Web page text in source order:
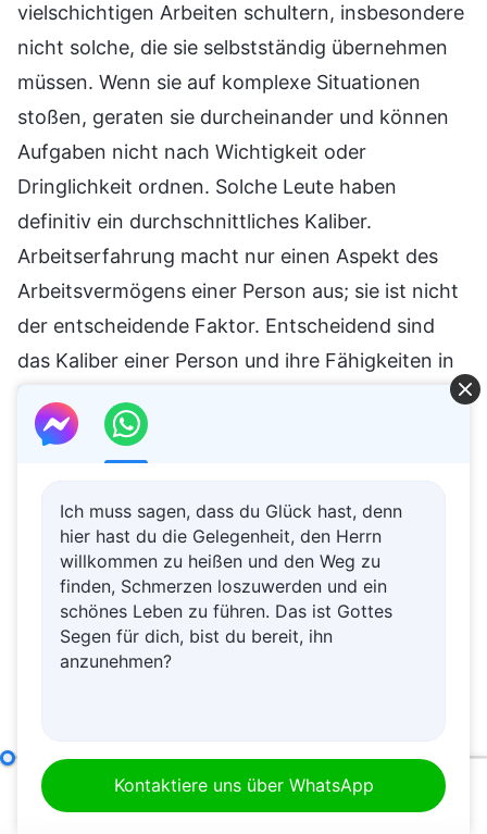
vielschichtigen Arbeiten schultern, insbesondere
nicht solche, die sie selbstständig übernehmen
müssen. Wenn sie auf komplexe Situationen
stoßen, geraten sie durcheinander und können
Aufgaben nicht nach Wichtigkeit oder
Dringlichkeit ordnen. Solche Leute haben
definitiv ein durchschnittliches Kaliber.
Arbeitserfahrung macht nur einen Aspekt des
Arbeitsvermögens einer Person aus; sie ist nicht
der entscheidende Faktor. Entscheidend sind
das Kaliber einer Person und ihre Fähigkeiten in
bietet lediglich eine Orientierungshilfe. Natürlich
ist Arbeitserfahrung auch wertvoll, weil sie aus
persönlicher Erfahrung entsteht, aber diese
praktische Arbeitserfahrung kann dich nicht in
die Lage versetzen, die Grundsätze
vielgestaltiger Arbeit genauer zu erfassen. Wenn
dein Kaliber gut ist und du die
Wahrheitsgrundsätze wirklich verstehst, kannst
umfangreich ist, immer noch umfassende
Arbeiten alleine schultern und eigenständig die
Ich muss sagen, dass du Glück hast, denn
hier hast du die Gelegenheit, den Herrn
willkommen zu heißen und den Weg zu
finden, Schmerzen loszuwerden und ein
schönes Leben zu führen. Das ist Gottes
Segen für dich, bist du bereit, ihn
anzunehmen?
Kontaktiere uns über WhatsApp
Wie man nach der Wahrheit strebt (8) Abschnitt Eins